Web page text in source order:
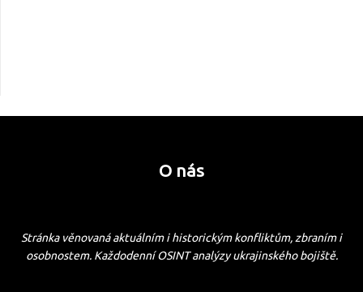
O nás
Stránka věnovaná aktuálním i historickým konfliktům, zbraním i
osobnostem. Každodenní OSINT analýzy ukrajinského bojiště.